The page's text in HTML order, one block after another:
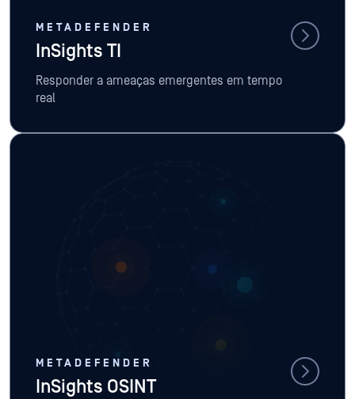
METADEFENDER
InSights TI
Responder a ameaças emergentes em tempo
real
METADEFENDER
InSights OSINT